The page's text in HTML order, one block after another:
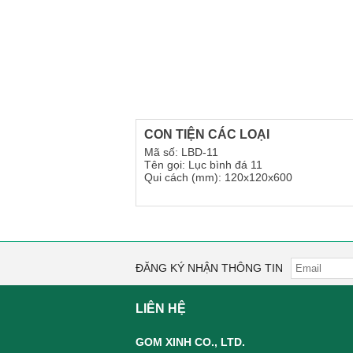
CON TIỆN CÁC LOẠI
Mã số: LBD-11
Tên gọi: Lục bình đá 11
Qui cách (mm): 120x120x600
ĐĂNG KÝ NHẬN THÔNG TIN
LIÊN HỆ
GOM XINH CO., LTD.